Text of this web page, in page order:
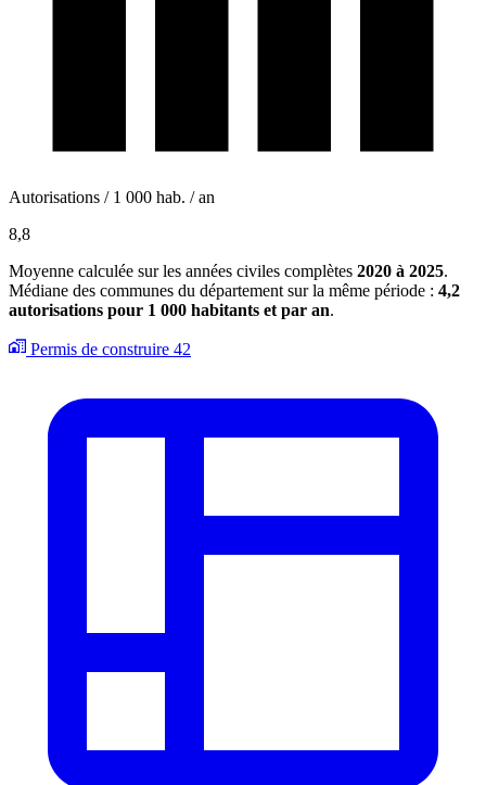
Autorisations / 1 000 hab. / an
8,8
Moyenne calculée sur les années civiles complètes 2020 à 2025.
Médiane des communes du département sur la même période : 4,2
autorisations pour 1 000 habitants et par an.
Permis de construire 42